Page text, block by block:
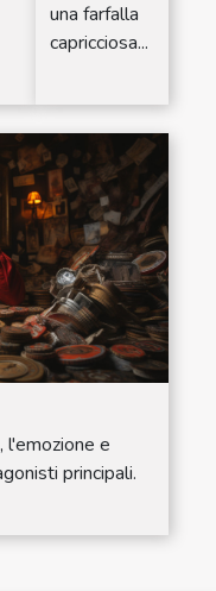
una farfalla
capricciosa...
l'emozione e
principali.